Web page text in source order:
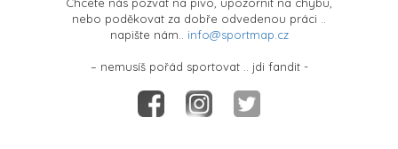
nebo poděkovat za dobře odvedenou práci ..
napište nám.. info@sportmap.cz
– nemusíš pořád sportovat .. jdi fandit -